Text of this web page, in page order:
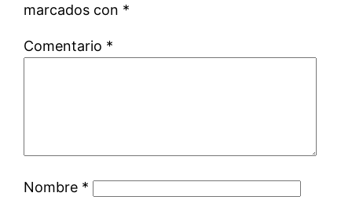
marcados con *
Comentario *
Nombre *